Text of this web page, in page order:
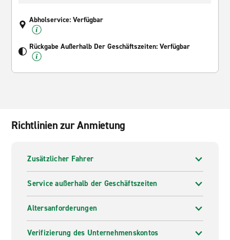
Abholservice: Verfügbar
Rückgabe Außerhalb Der Geschäftszeiten: Verfügbar
Richtlinien zur Anmietung
Zusätzlicher Fahrer
Service außerhalb der Geschäftszeiten
Altersanforderungen
Verifizierung des Unternehmenskontos